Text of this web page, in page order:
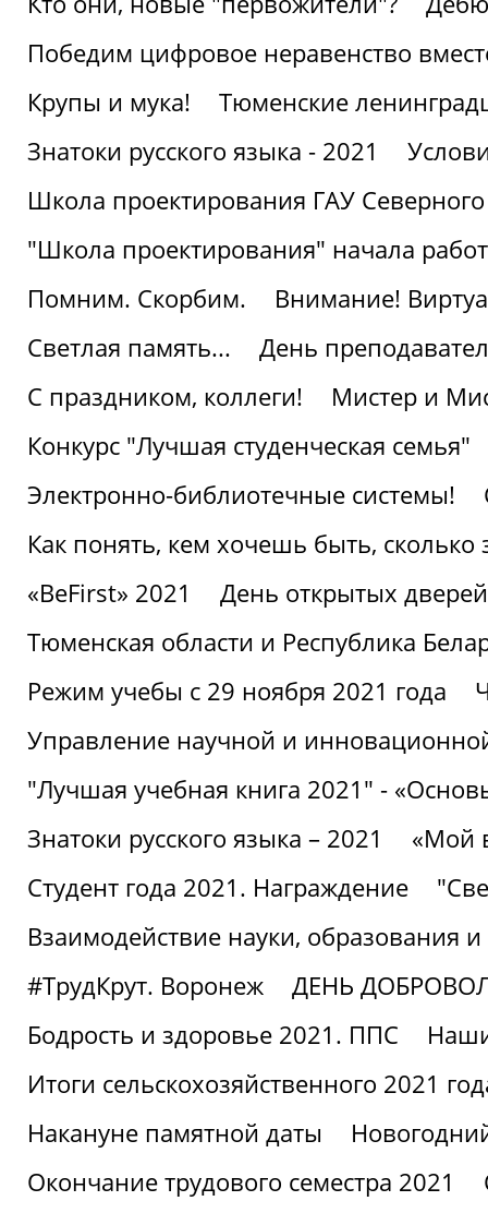
Победим цифровое неравенство
Крупы и мука!
Тюменские
Знатоки русского языка - 2021
Школа проектирования ГАУ
"Школа проектирования" начала
Помним. Скорбим.
Внимание!
Светлая память...
День
С праздником, коллеги!
Мистер и
Конкурс "Лучшая студенческая семья"
Электронно-библиотечные системы!
Как понять, кем хочешь быть, сколько
«BeFirst» 2021
День открытых
Тюменская области и Республика
Режим учебы с 29 ноября 2021 года
Управление научной и
"Лучшая учебная книга 2021" -
Знатоки русского языка – 2021
«Мой
Студент года 2021. Награждение
Взаимодействие науки, образования и
#ТрудКрут. Воронеж
ДЕНЬ
Бодрость и здоровье 2021. ППС
Итоги сельскохозяйственного 2021
Накануне памятной даты
Окончание трудового семестра 2021